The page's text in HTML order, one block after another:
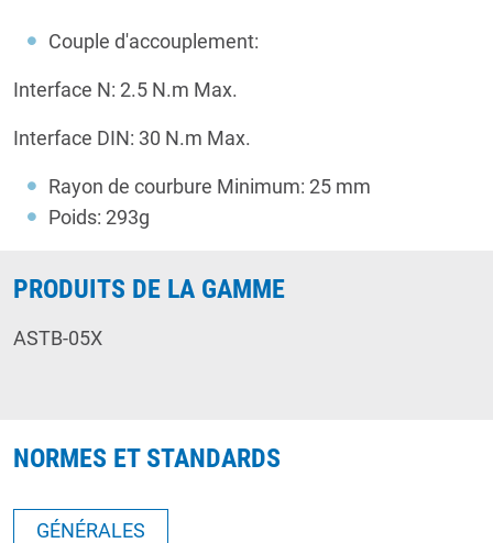
Couple d'accouplement:
Interface N: 2.5 N.m Max.
Interface DIN: 30 N.m Max.
Rayon de courbure Minimum: 25 mm
Poids: 293g
PRODUITS DE LA GAMME
ASTB-05X
NORMES ET STANDARDS
GÉNÉRALES